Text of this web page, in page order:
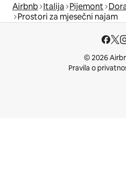
Airbnb Italija Pijemont
Prostori za mjesečni najam
© 2026
Pravila o